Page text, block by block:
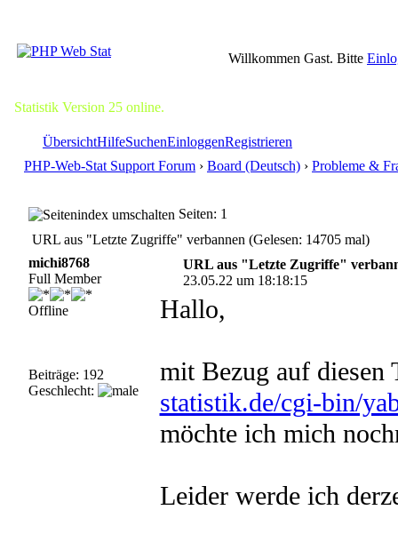
Willkommen Gast. Bitte
Statistik Version 25 online.
ÜbersichtHilfeSuchenEinloggenRegistrieren
PHP-Web-Stat Support Forum › Board (Deutsch) › Probleme &
Seiten: 1
URL aus "Letzte Zugriffe" verbannen (Gelesen: 14705 mal)
michi8768
Full Member
Offline
Beiträge: 192
Geschlecht:
URL aus "Letzte Zugriffe"
23.05.22 um 18:18:15
Hallo,
mit Bezug auf diesen
statistik.de/cgi-bin/
möchte ich mich
Leider werde ich